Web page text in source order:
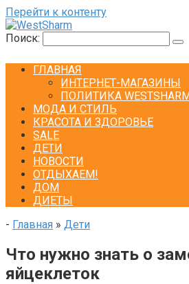
Перейти к контенту
Поиск:
ГЛАВНАЯ
ИНТЕРНЕТ-МАГАЗИНЫ
ПОЛИТИКА
МОДА И СТИЛЬ
КРАСОТА И ЗДОРОВЬЕ
SALE
ДЕТИ
НОВОСТИ
ОТДЫХАЕМ!
ДОМ
ДИЕТЫ
- Главная » Дети
Что нужно знать о
яйцеклеток